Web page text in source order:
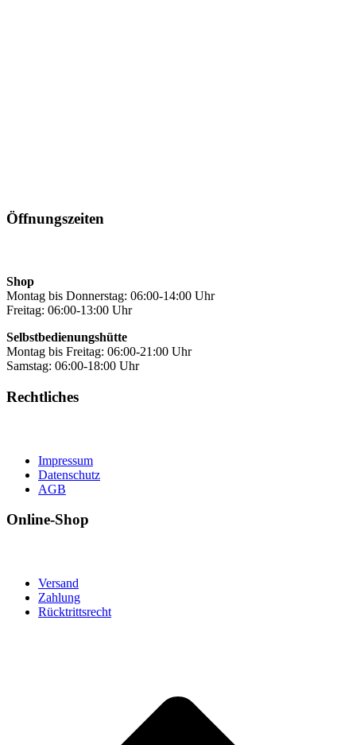
Öffnungszeiten
Shop
Montag bis Donnerstag: 06:00-14:00 Uhr
Freitag: 06:00-13:00 Uhr
Selbstbedienungshütte
Montag bis Freitag: 06:00-21:00 Uhr
Samstag: 06:00-18:00 Uhr
Rechtliches
Impressum
Datenschutz
AGB
Online-Shop
Versand
Zahlung
Rücktrittsrecht